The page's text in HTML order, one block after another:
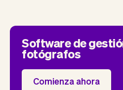
Software de
fotógrafos
Comienza ahora